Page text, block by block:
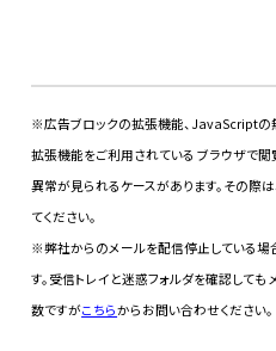
※広告ブロックの拡張機能、JavaScriptの
拡張機能をご利用されている ブラウザで
異常が見られるケースがあります。その際
てください。
※弊社からのメールを配信停止している場
す。受信トレイと迷惑フォルダを確認して
数ですがこちらからお問い合わせください。